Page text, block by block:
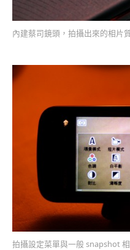
內建蔡司鏡頭，拍攝出來的相片
拍攝設定菜單與一般 snapshot